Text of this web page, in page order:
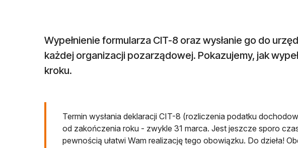
Wypełnienie formularza CIT-8 oraz wysłanie go do
każdej organizacji pozarządowej. Pokazujemy, jak
kroku.
Termin wysłania deklaracji CIT-8 (rozliczenia podatku
od zakończenia roku - zwykle 31 marca. Jest jeszcze sporo
pewnością ułatwi Wam realizację tego obowiązku. Do dzieła!